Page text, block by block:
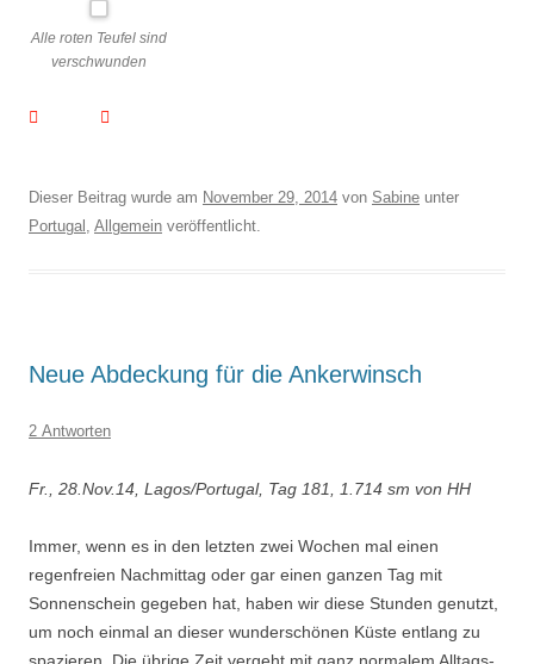
Alle roten Teufel sind
verschwunden
Dieser Beitrag wurde am November 29, 2014 von Sabine unter
Portugal , Allgemein veröffentlicht.
Neue Abdeckung für die Ankerwinsch
2 Antworten
Fr., 28.Nov.14, Lagos/Portugal, Tag 181, 1.714 sm von HH
Immer, wenn es in den letzten zwei Wochen mal einen
regenfreien Nachmittag oder gar einen ganzen Tag mit
Sonnenschein gegeben hat, haben wir diese Stunden genutzt,
um noch einmal an dieser wunderschönen Küste entlang zu